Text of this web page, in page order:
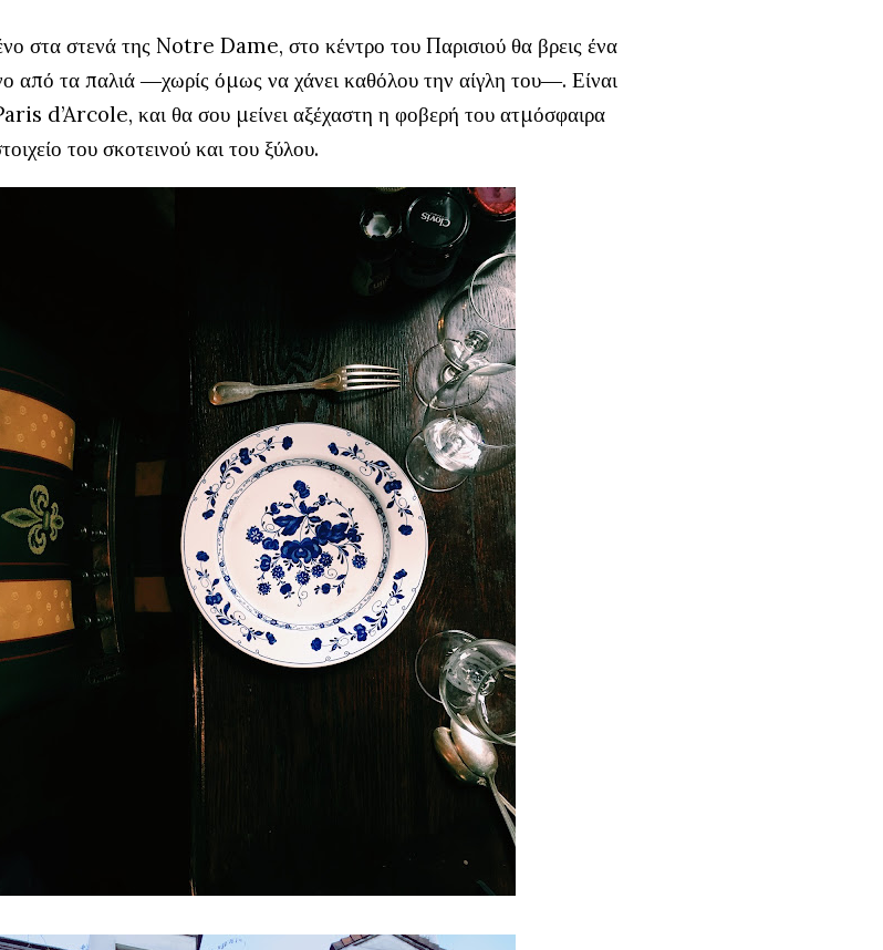
στα στενά της Notre Dame, στο κέντρο του Παρισιού θα βρεις ένα
από τα παλιά ―χωρίς όμως να χάνει καθόλου την αίγλη του―. Είναι
d’Arcole, και θα σου μείνει αξέχαστη η φοβερή του ατμόσφαιρα
του σκοτεινού και του ξύλου.